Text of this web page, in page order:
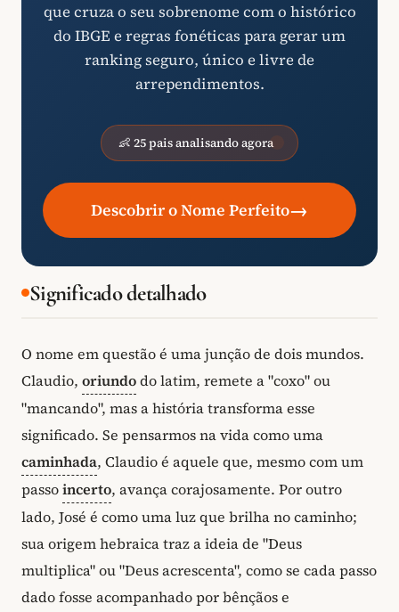
que cruza o seu sobrenome com o histórico
do IBGE e regras fonéticas para gerar um
ranking seguro, único e livre de
arrependimentos.
👶 25 pais analisando agora
Descobrir o Nome Perfeito→
Significado detalhado
O nome em questão é uma junção de dois mundos.
Claudio, oriundodo latim, remete a "coxo" ou
"mancando", mas a história transforma esse
significado. Se pensarmos na vida como uma
caminhada, Claudio é aquele que, mesmo com um
passoincerto, avança corajosamente. Por outro
lado, José é como uma luz que brilha no caminho;
sua origem hebraica traz a ideia de "Deus
multiplica" ou "Deus acrescenta", como se cada passo
dado fosse acompanhado por bênçãos e